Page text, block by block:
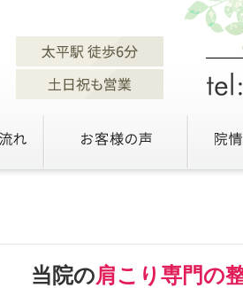
当院の肩こり専門の